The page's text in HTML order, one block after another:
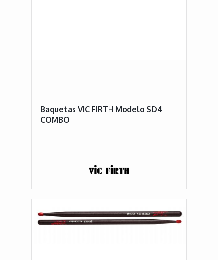
Baquetas VIC FIRTH Modelo SD4
COMBO